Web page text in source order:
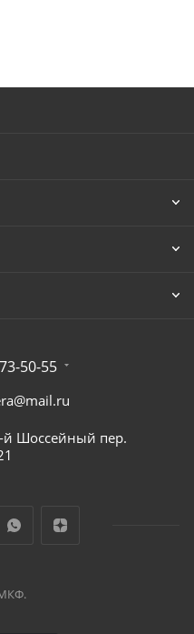
50-55
й Шоссейный пер.